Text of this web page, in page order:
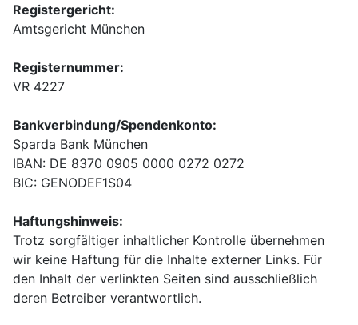
Registergericht:
Amtsgericht München
Registernummer:
VR 4227
Bankverbindung/Spendenkonto:
Sparda Bank München
IBAN: DE 8370 0905 0000 0272 0272
BIC: GENODEF1S04
Haftungshinweis:
Trotz sorgfältiger inhaltlicher Kontrolle übernehmen
wir keine Haftung für die Inhalte externer Links. Für
den Inhalt der verlinkten Seiten sind ausschließlich
deren Betreiber verantwortlich.